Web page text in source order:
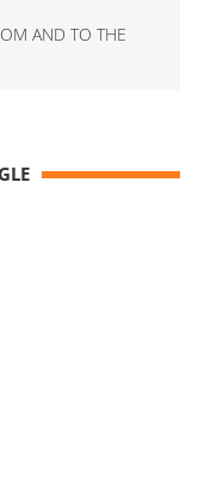
AND TO THE